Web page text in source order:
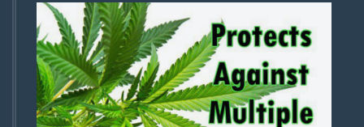
pta-
ms_ad-
2.jpg